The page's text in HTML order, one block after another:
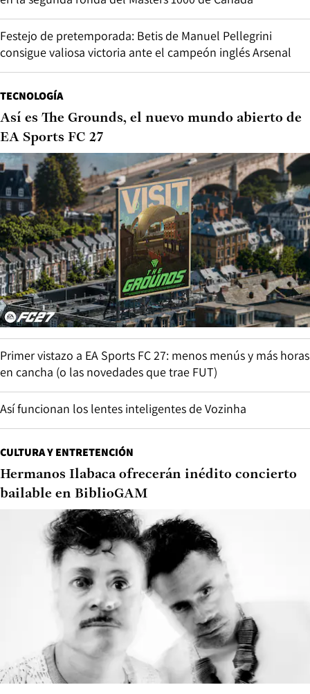
Festejo de pretemporada: Betis de Manuel Pellegrini
consigue valiosa victoria ante el campeón inglés Arsenal
TECNOLOGÍA
Así es The Grounds, el nuevo mundo abierto de
EA Sports FC 27
Primer vistazo a EA Sports FC 27: menos menús y más horas
en cancha (o las novedades que trae FUT)
Así funcionan los lentes inteligentes de Vozinha
CULTURA Y ENTRETENCIÓN
Hermanos Ilabaca ofrecerán inédito concierto
bailable en BiblioGAM